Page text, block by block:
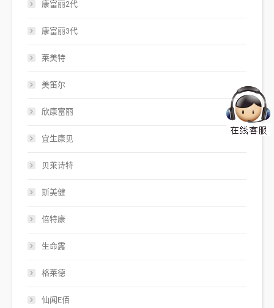
康富丽2代
康富丽3代
莱美特
美笛尔
欣康富丽
宜生康见
贝莱诗特
斯美健
倍特康
生命露
格莱德
仙闻E佰